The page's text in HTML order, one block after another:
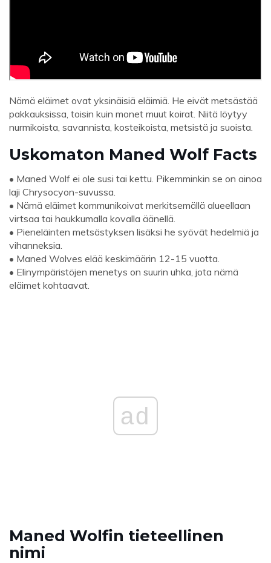
Nämä eläimet ovat yksinäisiä eläimiä. He eivät metsästää
pakkauksissa, toisin kuin monet muut koirat. Niitä löytyy
nurmikoista, savannista, kosteikoista, metsistä ja suoista.
Uskomaton Maned Wolf Facts
• Maned Wolf ei ole susi tai kettu. Pikemminkin se on ainoa
laji Chrysocyon-suvussa.
• Nämä eläimet kommunikoivat merkitsemällä alueellaan
virtsaa tai haukkumalla kovalla äänellä.
• Pieneläinten metsästyksen lisäksi he syövät hedelmiä ja
vihanneksia.
• Maned Wolves elää keskimäärin 12-15 vuotta.
• Elinympäristöjen menetys on suurin uhka, jota nämä
eläimet kohtaavat.
ad
Maned Wolfin tieteellinen
nimi